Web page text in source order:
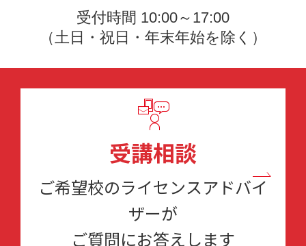
受付時間 10:00～17:00
（土日・祝日・年末年始を除く）
受講相談
ご希望校のライセンスアドバイ
ザーが
ご質問にお答えします